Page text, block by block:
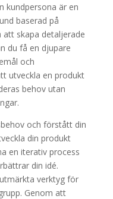
kundpersona är en
baserad på
att skapa detaljerade
du få en djupare
och
utveckla en produkt
behov utan
och förstått din
din produkt
en iterativ process
din idé.
verktyg för
Genom att